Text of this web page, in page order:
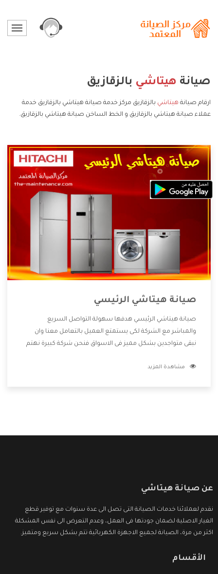
صيانة هيتاشي بالزقازيق
ارقام صيانة هيتاشي بالزقازيق مركز خدمة صيانة هيتاشي بالزقازيق خدمة
عملاء صيانة هيتاشي بالزقازيق و الخط الساخن صيانة هيتاشي بالزقازيق.
صيانة هيتاشي الرئيسي
صيانة هيتاشي الرئيسي هدفها سهولة التواصل السريع
والمباشر مع الشركة لكى يستمتع العميل بالتعامل معنا وان
نبقى متواجدين بشكل مميز فى الاسواق فنحن شركة كبيرة نهتم
الشركة بها والتى تكون منها خدمة الصيانة التى تكون من أهم
مشاهدة المزيد
عن صيانة هيتاشي
نقدم لعملائنا خدمات الصيانة التى تصل الى عدة سنوات مع توفير قطع
الغيار الاصلية لضمان جودتها فى العمل، وعدم التعرض الى نفس المشكلة
اكثر من مرة، الصيانة لجميع الاجهزة الكهربائية تتم بشكل سريع ومتميز.
الأقسام